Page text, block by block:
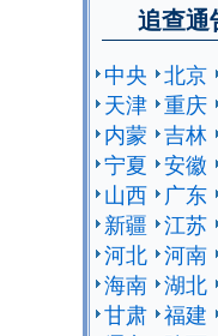
追查通
中央 北京
天津 重庆
内蒙 吉林
宁夏 安徽
山西
广东
新疆 江苏
河北 河南
海南 湖北
甘肃 福建